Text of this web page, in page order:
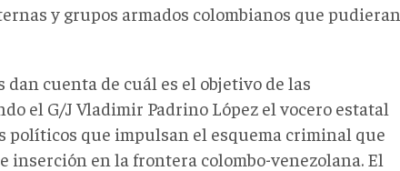
y grupos armados colombianos que pudieran
cuenta de cuál es el objetivo de las
el G/J Vladimir Padrino López el vocero estatal
políticos que impulsan el esquema criminal que
inserción en la frontera colombo-venezolana. El